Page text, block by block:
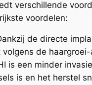
verschillende
voordelen:
de directe
de haargroei-
is een minder
is en het herstel